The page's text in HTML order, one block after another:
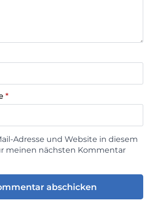
*
Adresse und Website in diesem
meinen nächsten Kommentar